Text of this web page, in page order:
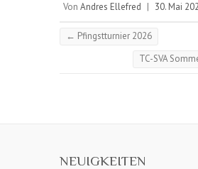
Von Andres Ellefred | 30. Mai
← Pfingstturnier 2026
TC-SVA
NEUIGKEITEN